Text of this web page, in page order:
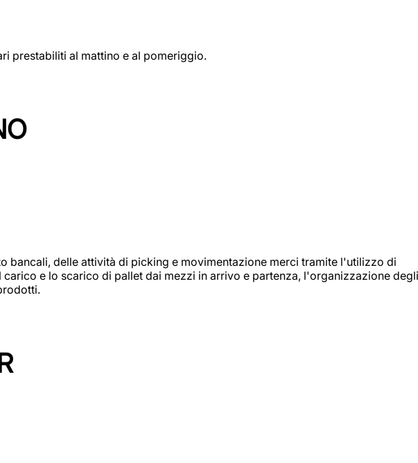
prestabiliti al mattino e al pomeriggio.
bancali, delle attività di picking e movimentazione merci tramite l'utilizzo di
e lo scarico di pallet dai mezzi in arrivo e partenza, l'organizzazione degli